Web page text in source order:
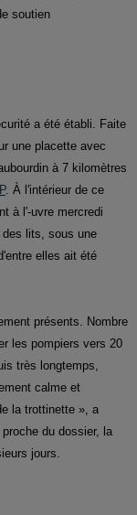
soutien
a été établi. Faite
une placette avec
à 7 kilomètres
. À l'intérieur de ce
à l'-uvre mercredi
lits, sous une
elles ait été
présents. Nombre
les pompiers vers 20
très longtemps,
calme et
la trottinette », a
du dossier, la
jours.